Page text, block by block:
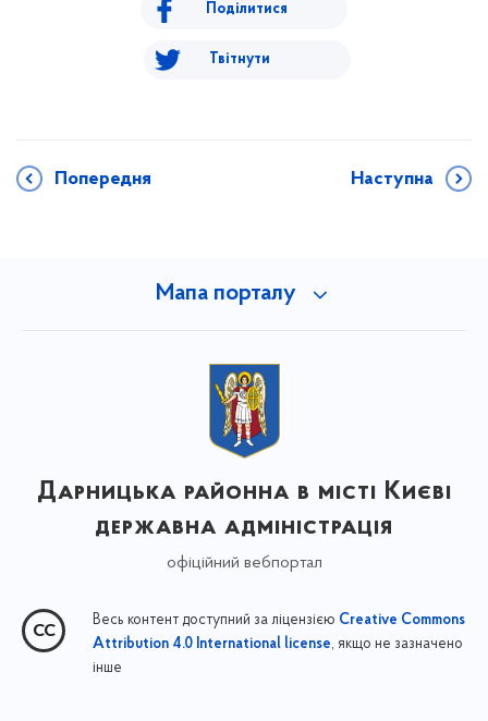
Поділитися
Твітнути
Попередня Наступна
Мапа порталу
Дарницька районна в місті Києві
державна адміністрація
офіційний вебпортал
Весь контент доступний за ліцензією Creative Commons
Attribution 4.0 International license, якщо не зазначено
інше